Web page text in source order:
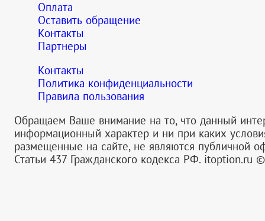
Оплата
Оставить обращение
Контакты
Партнеры
Контакты
Политика конфиденциальности
Правила пользования
Обращаем Ваше внимание на то, что данный
информационный характер и ни при каких
размещенные на сайте, не являются публичной
Статьи 437 Гражданского кодекса РФ. itoption.ru